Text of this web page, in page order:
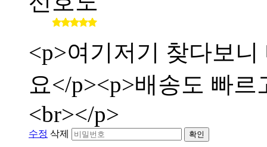
<p>여기저기 찾다보
요</p><p>배송도 빠
<br></p>
수정 삭제 확인